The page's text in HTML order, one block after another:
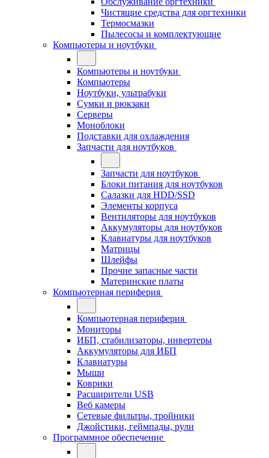
Чистящие средства для оргтехники
Термосмазки
Пылесосы и комплектующие
Компьютеры и ноутбуки
Компьютеры и ноутбуки
Компьютеры
Ноутбуки, ультрабуки
Сумки и рюкзаки
Серверы
Моноблоки
Подставки для охлаждения
Запчасти для ноутбуков
Запчасти для ноутбуков
Блоки питания для ноутбуков
Салазки для HDD/SSD
Элементы корпуса
Вентиляторы для ноутбуков
Аккумуляторы для ноутбуков
Клавиатуры для ноутбуков
Матрицы
Шлейфы
Прочие запасные части
Материнские платы
Компьютерная периферия
Компьютерная периферия
Мониторы
ИБП, стабилизаторы, инвертеры
Аккумуляторы для ИБП
Клавиатуры
Мыши
Коврики
Расширители USB
Веб камеры
Сетевые фильтры, тройники
Джойстики, геймпады, рули
Программное обеспечение